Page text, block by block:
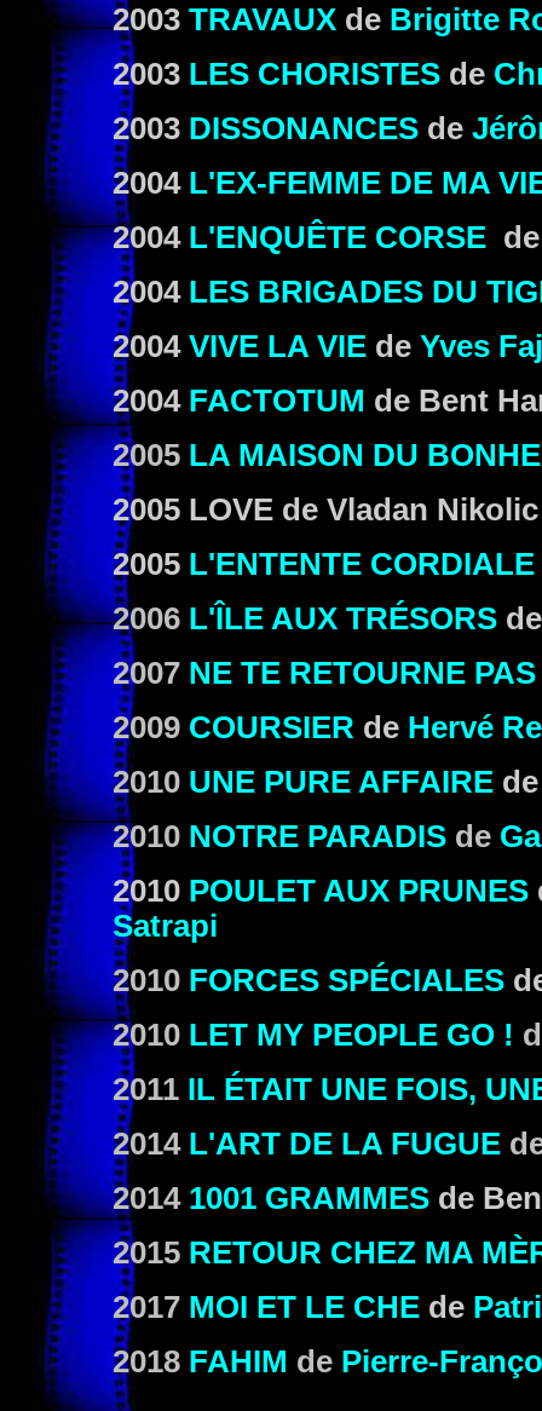
2003 TRAVAUX de Brigitte
2003 LES CHORISTES de
2003 DISSONANCES de
2004 L'EX-FEMME DE MA
2004 L'ENQUÊTE CORSE
2004 LES BRIGADES DU
2004 VIVE LA VIE de Yves
2004 FACTOTUM de Bent
2005 LA MAISON DU
2005 LOVE de Vladan Nikolic
2005 L'ENTENTE CORDIALE
2006 L'ÎLE AUX TRÉSORS
2007 NE TE RETOURNE PAS
2009 COURSIER de Hervé
2010 UNE PURE AFFAIRE
2010 NOTRE PARADIS de
2010 POULET AUX PRUNES
Satrapi
2010 FORCES SPÉCIALES
2010 LET MY PEOPLE GO !
2011 IL ÉTAIT UNE FOIS,
2014 L'ART DE LA FUGUE
2014 1001 GRAMMES de
2015 RETOUR CHEZ MA
2017 MOI ET LE CHE de
2018 FAHIM de Pierre-